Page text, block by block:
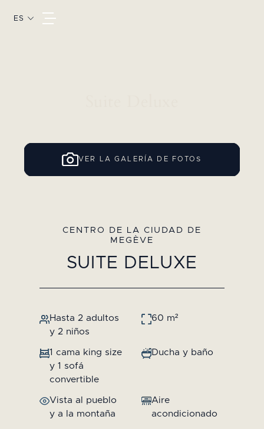
ES
VER LA GALERÍA DE FOTOS
CENTRO DE LA CIUDAD DE
MEGÈVE
SUITE DELUXE
Hasta 2 adultos
y 2 niños
60 m²
1 cama king size
y 1 sofá
convertible
Ducha y baño
Vista al pueblo
y a la montaña
Aire
acondicionado